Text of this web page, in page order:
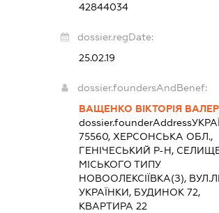
42844034
dossier.regDate:
25.02.19
dossier.foundersAndBenef:
ВАЩЕНКО ВІКТОРІЯ
dossier.founderAddress
75560, ХЕРСОНСЬКА ОБЛ.,
ГЕНІЧЕСЬКИЙ Р-Н,
МІСЬКОГО ТИПУ
НОВООЛЕКСІЇВКА(З),
УКРАЇНКИ, БУДИНОК 72,
КВАРТИРА 22